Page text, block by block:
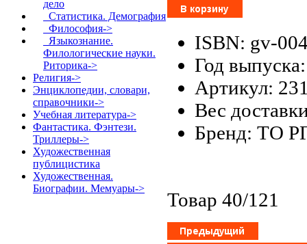
дело
Статистика. Демография
Философия->
Языкознание.
Филологические науки.
Риторика->
Религия->
Энциклопедии, словари,
справочники->
Учебная литература->
Фантастика. Фэнтези.
Триллеры->
Художественная
публицистика
Художественная.
Биографии. Мемуары->
ISBN: gv-
Год
Артикул:
Вес
Бренд: ТО
Товар 40/121